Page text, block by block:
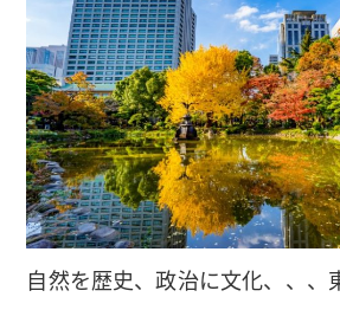
自然を歴史、政治に文化、、、